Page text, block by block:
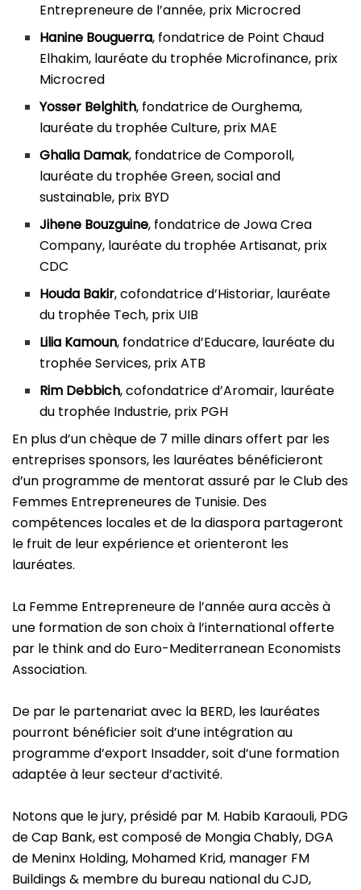
Entrepreneure de l’année, prix Microcred
Hanine Bouguerra, fondatrice de Point Chaud
Elhakim, lauréate du trophée Microfinance, prix
Microcred
Yosser Belghith, fondatrice de Ourghema,
lauréate du trophée Culture, prix MAE
Ghalia Damak, fondatrice de Comporoll,
lauréate du trophée Green, social and
sustainable, prix BYD
Jihene Bouzguine, fondatrice de Jowa Crea
Company, lauréate du trophée Artisanat, prix
CDC
Houda Bakir, cofondatrice d’Historiar, lauréate
du trophée Tech, prix UIB
Lilia Kamoun, fondatrice d’Educare, lauréate du
trophée Services, prix ATB
Rim Debbich, cofondatrice d’Aromair, lauréate
du trophée Industrie, prix PGH
En plus d’un chèque de 7 mille dinars offert par les
entreprises sponsors, les lauréates bénéficieront
d’un programme de mentorat assuré par le Club des
Femmes Entrepreneures de Tunisie. Des
compétences locales et de la diaspora partageront
le fruit de leur expérience et orienteront les
lauréates.
La Femme Entrepreneure de l’année aura accès à
une formation de son choix à l’international offerte
par le think and do Euro-Mediterranean Economists
Association.
De par le partenariat avec la BERD, les lauréates
pourront bénéficier soit d’une intégration au
programme d’export Insadder, soit d’une formation
adaptée à leur secteur d’activité.
Notons que le jury, présidé par M. Habib Karaouli, PDG
de Cap Bank, est composé de Mongia Chably, DGA
de Meninx Holding, Mohamed Krid, manager FM
Buildings & membre du bureau national du CJD,